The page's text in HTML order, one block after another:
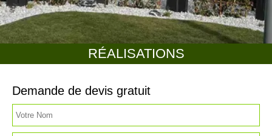
RÉALISATIONS
Demande de devis gratuit